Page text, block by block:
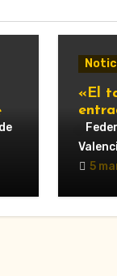
«El
de
5